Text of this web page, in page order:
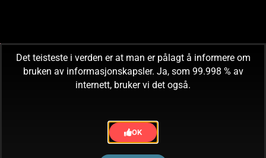
READ! CONSUME! OBEY!
Tilbake til forsiden
Det teisteste i verden er at man er pålagt å informere om
bruken av informasjonskapsler. Ja, som 99.998 % av
internett, bruker vi det også.
OK